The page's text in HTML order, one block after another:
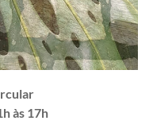
às 17h